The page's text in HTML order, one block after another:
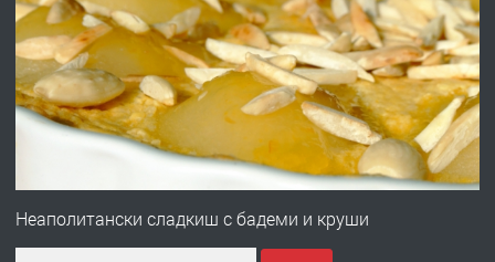
ПРЕДЛАГА Давам гараж под наем
преди 2 дни
№4120 Магазин/Офис под наем в кв.
градската градина!
Неаполитански сладкиш с бадеми и круши